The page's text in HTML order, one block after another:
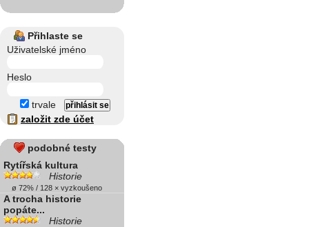
Přihlaste se
Uživatelské jméno
Heslo
trvale
založit zde účet
podobné testy
Rytířská kultura
Historie
ø 72% / 128 × vyzkoušeno
A trocha historie
popáte...
Historie